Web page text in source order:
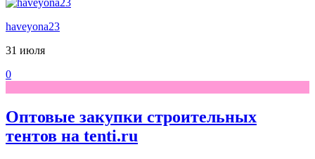
haveyona23
31 июля
0
Оптовые закупки строительных
тентов на tenti.ru